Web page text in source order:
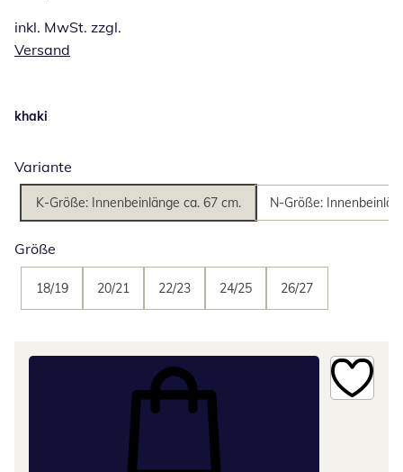
inkl. MwSt. zzgl.
Versand
khaki
Variante
K-Größe: Innenbeinlänge ca. 67 cm. N-Größe:
Größe
18/19 20/21 22/23 24/25 26/27